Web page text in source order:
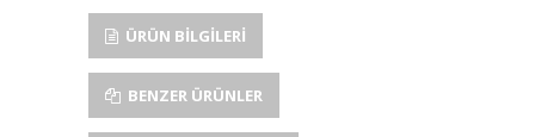
ÜRÜN BILGILERI
BENZER ÜRÜNLER